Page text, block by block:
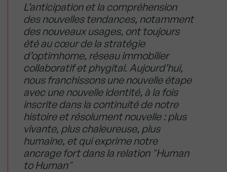
L’anticipation et la compréhension
des nouvelles tendances, notamment
des nouveaux usages, ont toujours
été au cœur de la stratégie
d’optimhome, réseau immobilier
collaboratif et phygital. Aujourd’hui,
nous franchissons une nouvelle étape
avec une nouvelle identité, à la fois
inscrite dans la continuité de notre
histoire et résolument nouvelle : plus
vivante, plus chaleureuse, plus
humaine, et qui exprime notre
ancrage fort dans la relation "Human
to Human"